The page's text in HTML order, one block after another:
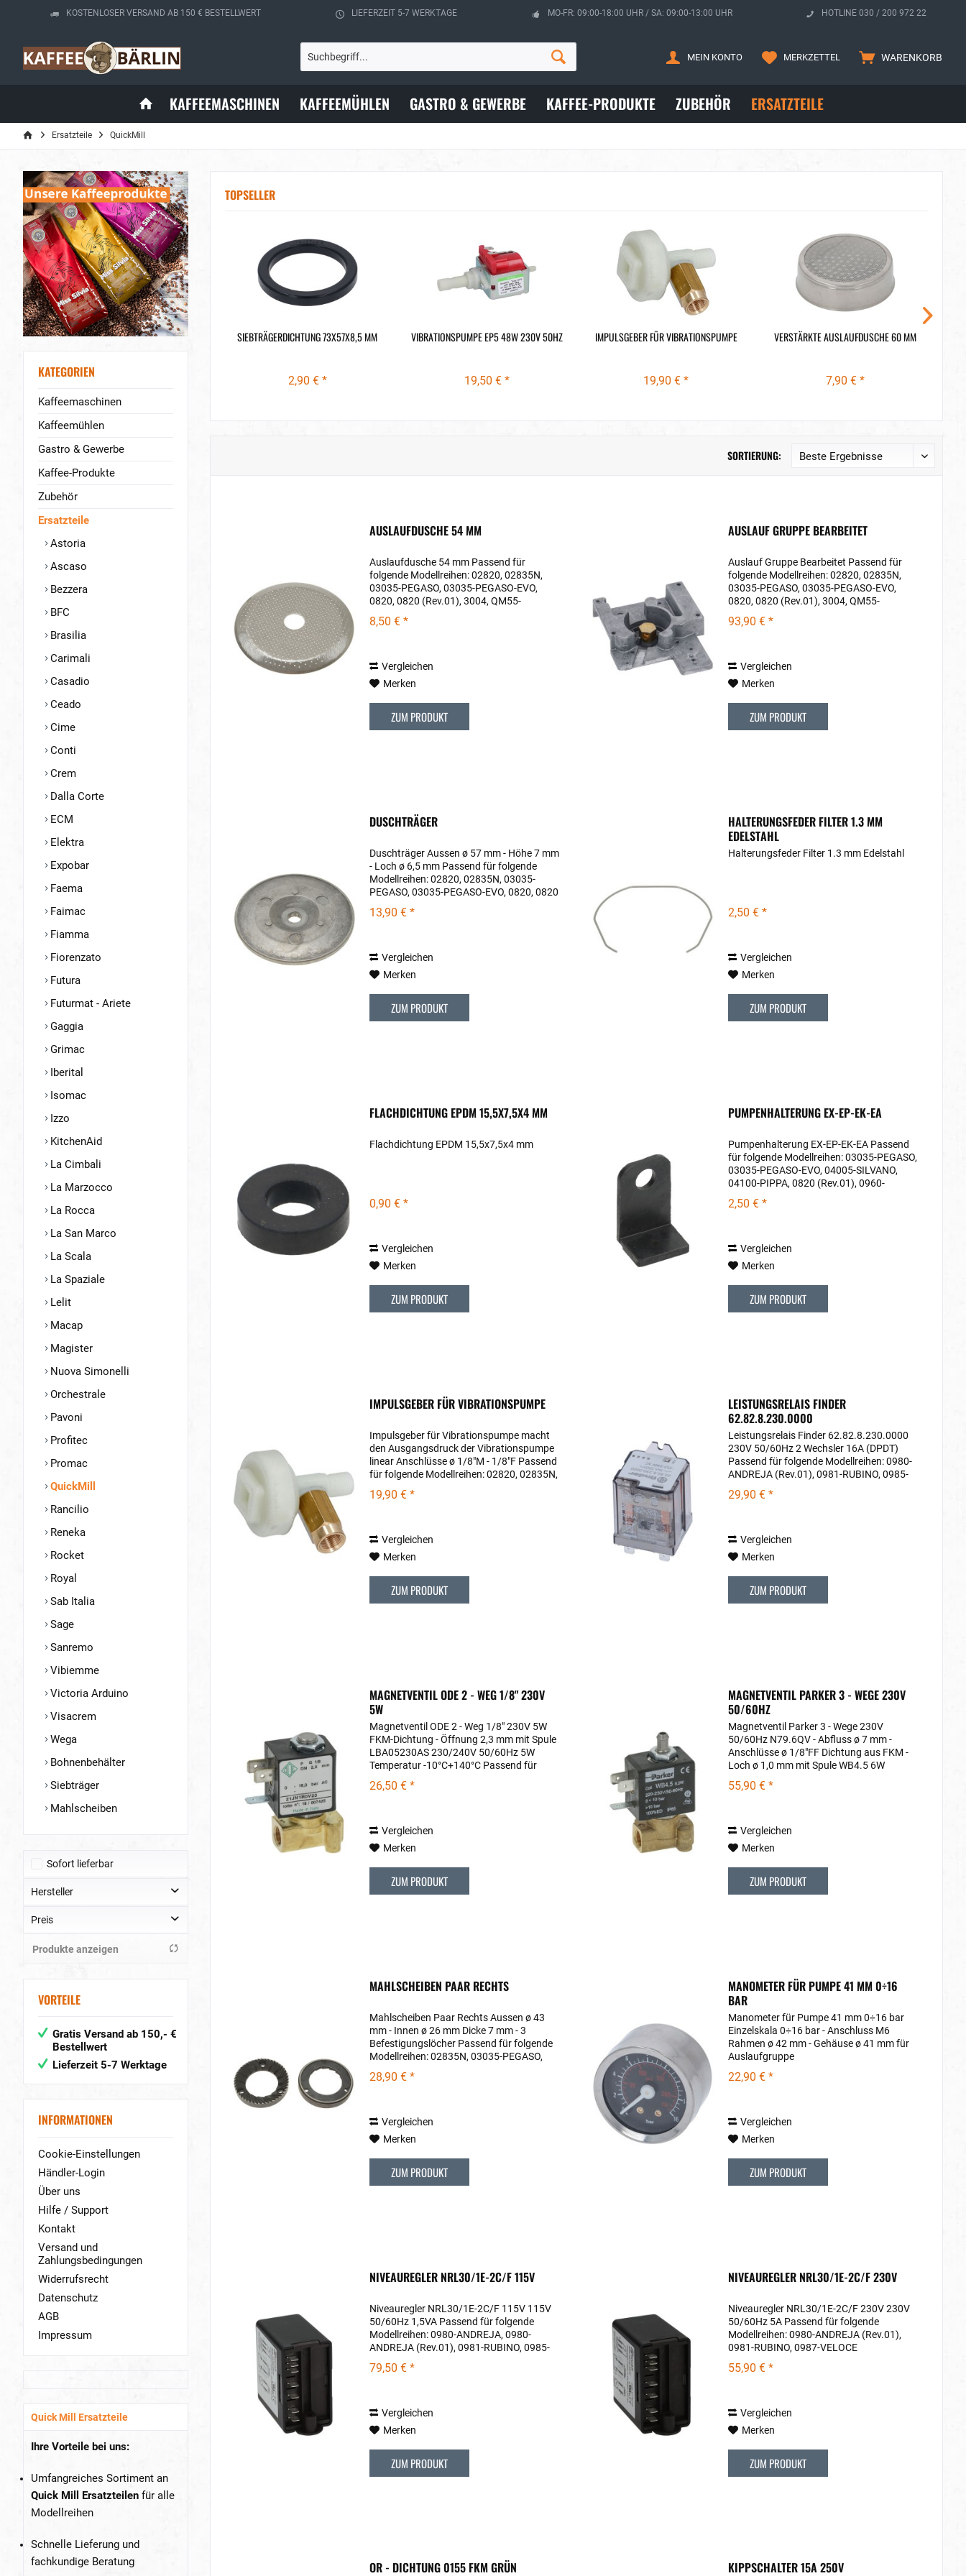
KOSTENLOSER VERSAND AB 150 € BESTELLWERT LIEFERZEIT 5-7 WERKTAGE MO-FR: 09:00-18:00 UHR / SA: 09:00-13:00 UHR HOTLINE 030 / 200 972 22
WARENKORB
MERKZETTEL
MEIN KONTO
KAFFEEMASCHINEN KAFFEEMÜHLEN GASTRO & GEWERBE KAFFEE-PRODUKTE ZUBEHÖR ERSATZTEILE
Ersatzteile QuickMill
KATEGORIEN
Kaffeemaschinen
Kaffeemühlen
Gastro & Gewerbe
Kaffee-Produkte
Zubehör
Ersatzteile
Astoria
Ascaso
Bezzera
BFC
Brasilia
Carimali
Casadio
Ceado
Cime
Conti
Crem
Dalla Corte
ECM
Elektra
Expobar
Faema
Faimac
Fiamma
Fiorenzato
Futura
Futurmat - Ariete
Gaggia
Grimac
Iberital
Isomac
Izzo
KitchenAid
La Cimbali
La Marzocco
La Rocca
La San Marco
La Scala
La Spaziale
Lelit
Macap
Magister
Nuova Simonelli
Orchestrale
Pavoni
Profitec
Promac
QuickMill
Rancilio
Reneka
Rocket
Royal
Sab Italia
Sage
Sanremo
Vibiemme
Victoria Arduino
Visacrem
Wega
Bohnenbehälter
Siebträger
Mahlscheiben
Sofort lieferbar
Hersteller
QuickMill - Ersatzteile
Preis
Produkte anzeigen
VORTEILE
Gratis Versand ab 150,- €
Bestellwert
Lieferzeit 5-7 Werktage
INFORMATIONEN
Cookie-Einstellungen
Händler-Login
Über uns
Hilfe / Support
Kontakt
Versand und
Zahlungsbedingungen
Widerrufsrecht
Datenschutz
AGB
Impressum
Quick Mill Ersatzteile
Ihre Vorteile bei uns:
Umfangreiches Sortiment an
Quick Mill Ersatzteilen für alle
Modellreihen
Schnelle Lieferung und
fachkundige Beratung
TOPSELLER
SIEBTRÄGERDICHTUNG 73X57X8,5 MM
2,90 € *
VIBRATIONSPUMPE EP5 48W 230V 50HZ
19,50 € *
IMPULSGEBER FÜR VIBRATIONSPUMPE
19,90 € *
VERSTÄRKTE AUSLAUFDUSCHE 60 MM
7,90 € *
SORTIERUNG:
AUSLAUFDUSCHE 54 MM
Auslaufdusche 54 mm Passend für
folgende Modellreihen: 02820, 02835N,
03035-PEGASO, 03035-PEGASO-EVO,
0820, 0820 (Rev.01), 3004, QM55-
8,50 € *
Vergleichen
Merken
ZUM PRODUKT
AUSLAUF GRUPPE BEARBEITET
Auslauf Gruppe Bearbeitet Passend für
folgende Modellreihen: 02820, 02835N,
03035-PEGASO, 03035-PEGASO-EVO,
0820, 0820 (Rev.01), 3004, QM55-
93,90 € *
Vergleichen
Merken
ZUM PRODUKT
DUSCHTRÄGER
Duschträger Aussen ø 57 mm - Höhe 7 mm
- Loch ø 6,5 mm Passend für folgende
Modellreihen: 02820, 02835N, 03035-
PEGASO, 03035-PEGASO-EVO, 0820, 0820
FRANCESCA (Rev.02)
13,90 € *
Vergleichen
Merken
ZUM PRODUKT
HALTERUNGSFEDER FILTER 1.3 MM
EDELSTAHL
Halterungsfeder Filter 1.3 mm Edelstahl
2,50 € *
Vergleichen
Merken
ZUM PRODUKT
FLACHDICHTUNG EPDM 15,5X7,5X4 MM
Flachdichtung EPDM 15,5x7,5x4 mm
0,90 € *
Vergleichen
Merken
ZUM PRODUKT
PUMPENHALTERUNG EX-EP-EK-EA
Pumpenhalterung EX-EP-EK-EA Passend
für folgende Modellreihen: 03035-PEGASO,
03035-PEGASO-EVO, 04005-SILVANO,
04100-PIPPA, 0820 (Rev.01), 0960-
ANDREJA (Rev.01), 0981-RUBINO, 0987-
2,50 € *
Vergleichen
Merken
ZUM PRODUKT
IMPULSGEBER FÜR VIBRATIONSPUMPE
Impulsgeber für Vibrationspumpe macht
den Ausgangsdruck der Vibrationspumpe
linear Anschlüsse ø 1/8"M - 1/8"F Passend
für folgende Modellreihen: 02820, 02835N,
04100-PIPPA, 0820, 0820 (Rev.01),...
19,90 € *
Vergleichen
Merken
ZUM PRODUKT
LEISTUNGSRELAIS FINDER
62.82.8.230.0000
Leistungsrelais Finder 62.82.8.230.0000
230V 50/60Hz 2 Wechsler 16A (DPDT)
Passend für folgende Modellreihen: 0980-
ANDREJA (Rev.01), 0981-RUBINO, 0985-
0996-DE-ACHILLE
29,90 € *
Vergleichen
Merken
ZUM PRODUKT
MAGNETVENTIL ODE 2 - WEG 1/8" 230V
5W
Magnetventil ODE 2 - Weg 1/8" 230V 5W
FKM-Dichtung - Öffnung 2,3 mm mit Spule
LBA05230AS 230/240V 50/60Hz 5W
Temperatur -10°C+140°C Passend für
(Rev.01), 0981-RUBINO, 0987-VELOCE,
26,50 € *
Vergleichen
Merken
ZUM PRODUKT
MAGNETVENTIL PARKER 3 - WEGE 230V
50/60HZ
Magnetventil Parker 3 - Wege 230V
50/60Hz N79.6QV - Abfluss ø 7 mm -
Anschlüsse ø 1/8"FF Dichtung aus FKM -
Loch ø 1,0 mm mit Spule WB4.5 6W
Flüssigkeitstemperatur -10°C+140°C
55,90 € *
Vergleichen
Merken
ZUM PRODUKT
MAHLSCHEIBEN PAAR RECHTS
Mahlscheiben Paar Rechts Aussen ø 43
mm - Innen ø 26 mm Dicke 7 mm - 3
Befestigungslöcher Passend für folgende
Modellreihen: 02835N, 03035-PEGASO,
28,90 € *
Vergleichen
Merken
ZUM PRODUKT
MANOMETER FÜR PUMPE 41 MM 0÷16
BAR
Manometer für Pumpe 41 mm 0÷16 bar
Einzelskala 0÷16 bar - Anschluss M6
Rahmen ø 42 mm - Gehäuse ø 41 mm für
Auslaufgruppe
22,90 € *
Vergleichen
Merken
ZUM PRODUKT
NIVEAUREGLER NRL30/1E-2C/F 115V
Niveauregler NRL30/1E-2C/F 115V 115V
50/60Hz 1,5VA Passend für folgende
Modellreihen: 0980-ANDREJA, 0980-
ANDREJA (Rev.01), 0981-RUBINO, 0985-
79,50 € *
Vergleichen
Merken
ZUM PRODUKT
NIVEAUREGLER NRL30/1E-2C/F 230V
Niveauregler NRL30/1E-2C/F 230V 230V
50/60Hz 5A Passend für folgende
Modellreihen: 0980-ANDREJA (Rev.01),
0981-RUBINO, 0987-VELOCE
55,90 € *
Vergleichen
Merken
ZUM PRODUKT
OR - DICHTUNG 0155 FKM GRÜN KIPPSCHALTER 15A 250V